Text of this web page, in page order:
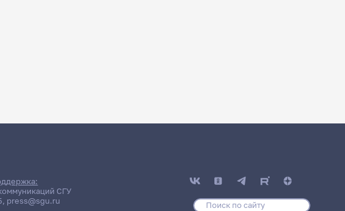
СГУ
, press@sgu.ru